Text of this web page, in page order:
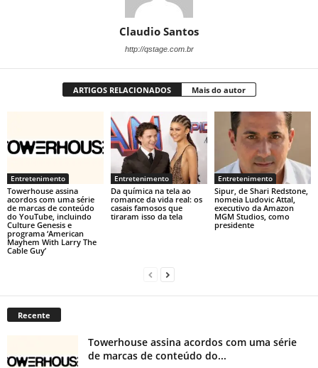
Claudio Santos
http://qstage.com.br
ARTIGOS RELACIONADOS Mais do autor
Entretenimento
Towerhouse assina
acordos com uma série
de marcas de conteúdo
do YouTube, incluindo
Culture Genesis e
programa ‘American
Mayhem With Larry The
Cable Guy’
Entretenimento
Da química na tela ao
romance da vida real: os
casais famosos que
tiraram isso da tela
Entretenimento
Sipur, de Shari Redstone,
nomeia Ludovic Attal,
executivo da Amazon
MGM Studios, como
presidente
Recente
Towerhouse assina acordos com uma série
de marcas de conteúdo do...